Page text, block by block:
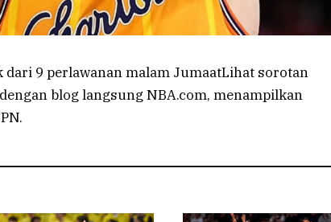
9 perlawanan malam JumaatLihat sorotan
blog langsung NBA.com, menampilkan